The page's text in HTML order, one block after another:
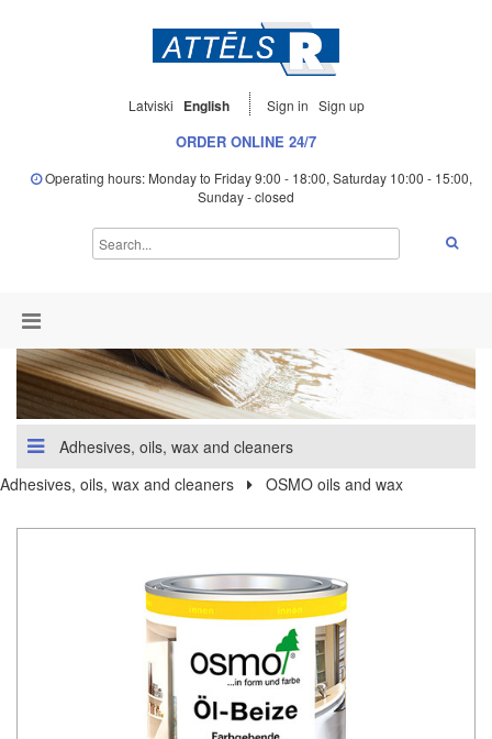
Latviski English Sign in Sign up
ORDER ONLINE 24/7
Operating hours: Monday to Friday 9:00 - 18:00, Saturday 10:00 - 15:00,
Sunday - closed
Adhesives, oils, wax and cleaners
Adhesives, oils, wax and cleaners
OSMO oils and wax